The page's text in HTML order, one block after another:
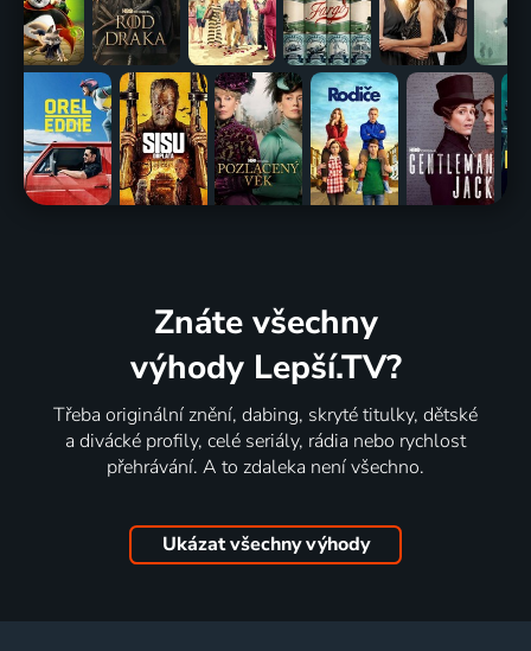
Znáte všechny
výhody Lepší.TV?
Třeba originální znění, dabing, skryté titulky, dětské
a divácké profily, celé seriály, rádia nebo rychlost
přehrávání. A to zdaleka není všechno.
Ukázat všechny výhody